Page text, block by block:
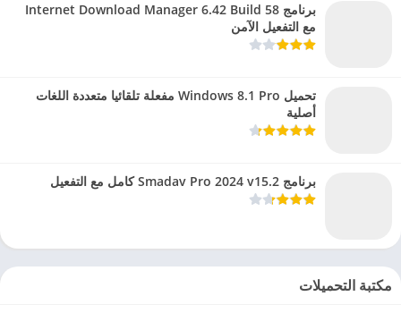
برنامج Internet Download Manager 6.42 Build 58
مع التفعيل الآمن
تحميل Windows 8.1 Pro مفعلة تلقائيا متعددة اللغات
أصلية
برنامج Smadav Pro 2024 v15.2 كامل مع التفعيل
مكتبة التحميلات